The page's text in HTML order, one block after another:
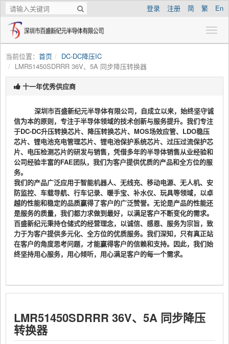
登录 注册 简 繁 En
当前位置： 首页
DC-DC降压IC
LMR51450SDRRR 36V、5A 同步降压转换器
十一年优秀供应商
深圳市百盛新纪元半导体有限公司，自成立以来，始终坚守诚
信为本的原则，专注于半导体领域的技术创新与服务提升。我们专注
于DC-DC升压转换芯片、降压转换芯片、MOS场效应管、LDO稳压
芯片、锂电池充电管理芯片、锂电池保护系统芯片、过压过流保护芯
片、电压检测芯片的研发与销售，凭借多年的半导体销售从业经验和
公司经验丰富的FAE团队，我们为客户提供优质的产品和全方位的服
务。
我们的产品广泛应用于智能机器人、无线充、移动电源、无人机、安
防监控、车载导航、行车记录、暖手宝、补水仪、玩具等领域，以卓
越的性能和稳定的品质赢得了客户的广泛赞誉。无论是产品的性能还
是服务的质量，我们都力求做到最好，以满足客户不断变化的需求。
百盛新纪元秉持仓储式的经营理念，以诚信、感恩、服务为宗旨，致
力于为客户提供多元化、全方位的优质服务。我们深知，只有真正站
在客户的角度思考问题，才能赢得客户的信赖和支持。因此，我们始
终坚持用心服务，用心倾听，用心满足客户的每一个需求。
LMR51450SDRRR 36V、5A 同步降压
转换器